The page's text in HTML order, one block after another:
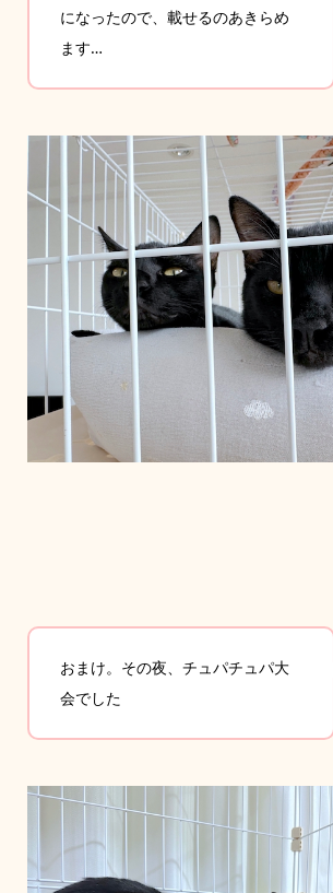
になったので、載せるのあきらめ
ます…
おまけ。その夜、チュパチュパ大
会でした